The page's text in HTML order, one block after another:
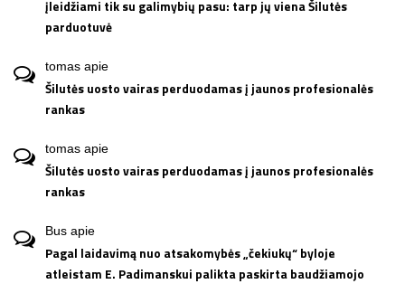
įleidžiami tik su galimybių pasu: tarp jų viena Šilutės
parduotuvė
tomas apie
Šilutės uosto vairas perduodamas į jaunos profesionalės
rankas
tomas apie
Šilutės uosto vairas perduodamas į jaunos profesionalės
rankas
Bus apie
Pagal laidavimą nuo atsakomybės „čekiukų“ byloje
atleistam E. Padimanskui palikta paskirta baudžiamojo